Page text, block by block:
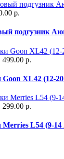
р.
подгузник
499.00 р.
Goon XL42 (12-
299.00 р.
Merries L54 (9-14